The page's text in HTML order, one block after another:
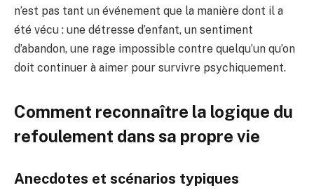
n’est pas tant un événement que la manière dont il a
été vécu : une détresse d’enfant, un sentiment
d’abandon, une rage impossible contre quelqu’un qu’on
doit continuer à aimer pour survivre psychiquement.
Comment reconnaître la logique du
refoulement dans sa propre vie
Anecdotes et scénarios typiques